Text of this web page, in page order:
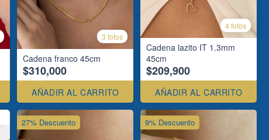
3 fotos
Cadena franco 45cm
$310,000
AÑADIR AL CARRITO
4 fotos
Cadena lazito IT 1.3mm
45cm
$209,900
AÑADIR AL CARRITO
27% Descuento 9% Descuento